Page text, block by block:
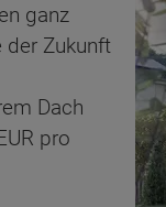
ganz
der Zukunft
Dach
pro